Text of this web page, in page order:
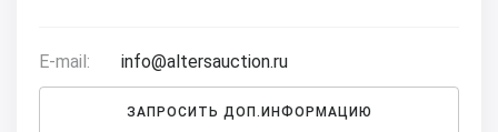
E-mail: info@altersauction.ru
ЗАПРОСИТЬ ДОП.ИНФОРМАЦИЮ